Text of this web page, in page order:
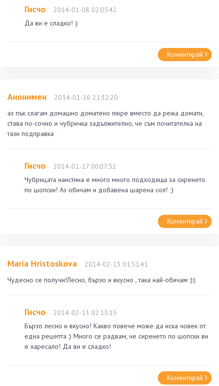
Гисчо
2014-01-08 02:05:42
Да ви е сладко! :)
Коментирай
Анонимен
2014-01-16 21:32:20
аз пък слагам домашно доматено пюре вместо да режа домати,
става по-сочно и чубричка задължително, че съм почитателка на
тази подправка
Гисчо
2014-01-17 00:07:52
Чубрицата наистина е много много подходяща за сиренето
по шопски! Аз обичам и добавена шарена сол! ;)
Коментирай
Maria Hristoskova
2014-02-13 01:51:41
Чудесно се получи!Лесно, бързо и вкусно , така най-обичам :):)
Гисчо
2014-02-13 02:13:15
Бързо лесно и вкусно! Какво повече може да иска човек от
една рецепта :) Много се радвам, че сиренето по шопски ви
е харесало! Да ви е сладко!
Коментирай